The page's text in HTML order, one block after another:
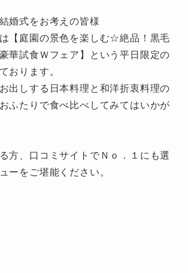
婚式をお考えの皆様
【庭園の景色を楽しむ☆絶品！黒毛
華試食Ｗフェア】という平日限定の
おります。
出しする日本料理と和洋折衷料理の
ふたりで食べ比べしてみてはいかが
方、口コミサイトでＮｏ．１にも選
ーをご堪能ください。